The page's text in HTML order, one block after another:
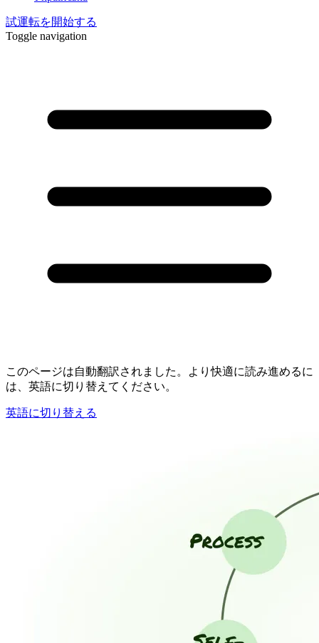
試運転を開始する
Toggle navigation
このページは自動翻訳されました。より快適に読み進めるに
は、英語に切り替えてください。
英語に切り替える